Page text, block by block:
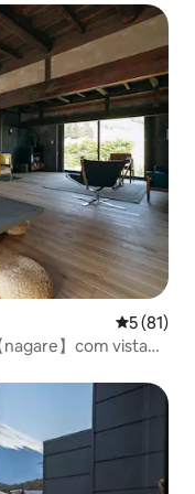
5 de uma
5 (81)
nagare】com vista